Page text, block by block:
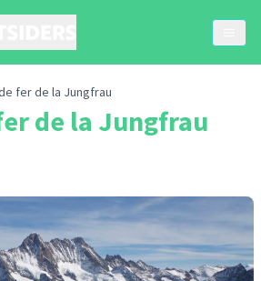
fer de la Jungfrau
de la Jungfrau